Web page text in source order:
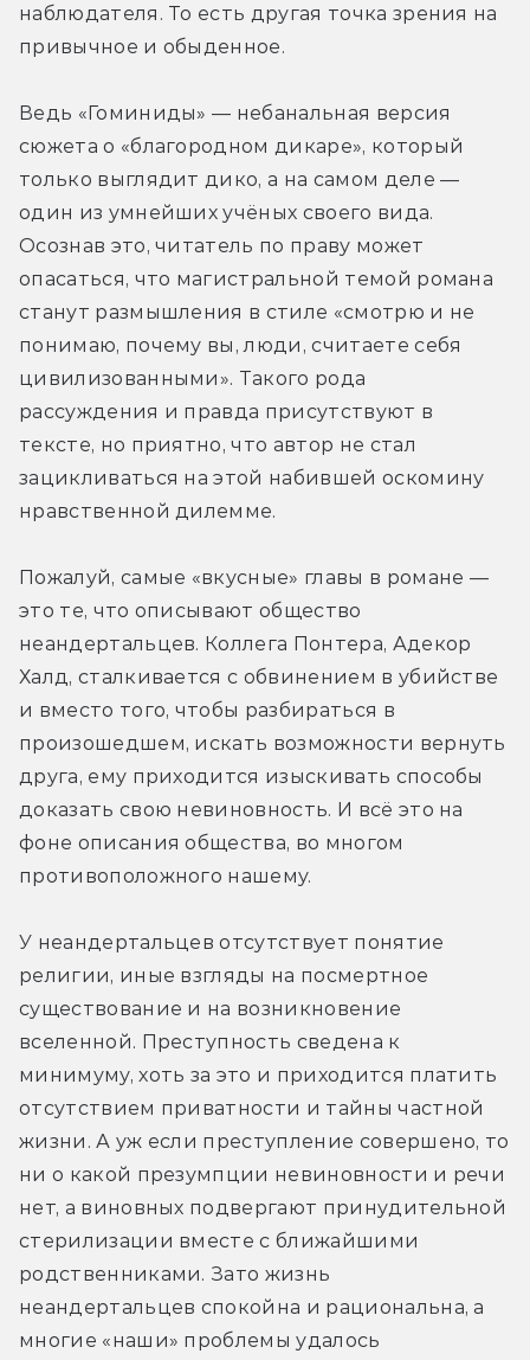
наблюдателя. То есть другая точка зрения на
привычное и обыденное.
Ведь «Гоминиды» — небанальная версия
сюжета о «благородном дикаре», который
только выглядит дико, а на самом деле —
один из умнейших учёных своего вида.
Осознав это, читатель по праву может
опасаться, что магистральной темой романа
станут размышления в стиле «смотрю и не
понимаю, почему вы, люди, считаете себя
цивилизованными». Такого рода
рассуждения и правда присутствуют в
тексте, но приятно, что автор не стал
зацикливаться на этой набившей оскомину
нравственной дилемме.
Пожалуй, самые «вкусные» главы в романе —
это те, что описывают общество
неандертальцев. Коллега Понтера, Адекор
Халд, сталкивается с обвинением в убийстве
и вместо того, чтобы разбираться в
произошедшем, искать возможности вернуть
друга, ему приходится изыскивать способы
доказать свою невиновность. И всё это на
фоне описания общества, во многом
противоположного нашему.
У неандертальцев отсутствует понятие
религии, иные взгляды на посмертное
существование и на возникновение
вселенной. Преступность сведена к
минимуму, хоть за это и приходится платить
отсутствием приватности и тайны частной
жизни. А уж если преступление совершено, то
ни о какой презумпции невиновности и речи
нет, а виновных подвергают принудительной
стерилизации вместе с ближайшими
родственниками. Зато жизнь
неандертальцев спокойна и рациональна, а
многие «наши» проблемы удалось